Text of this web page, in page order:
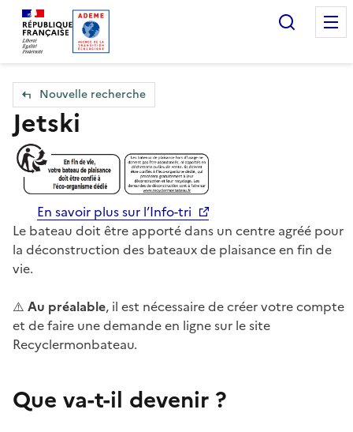
Accueil — Que Faire de mes objets & déchets
Nouvelle recherche
Jetski
En savoir plus sur l’Info-tri
Le bateau doit être apporté dans un centre agréé pour
la déconstruction des bateaux de plaisance en fin de
vie.
⚠️ Au préalable, il est nécessaire de créer votre compte
et de faire une demande en ligne sur le site
Recyclermonbateau.
Que va-t-il devenir ?